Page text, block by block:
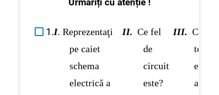
Urmăriți cu atenție !
1.I. Reprezentaţi
pe caiet
schema
electrică a
II. Ce fel
de
circuit
este?
III. Ce
e